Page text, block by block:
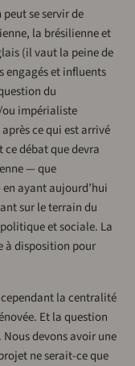
se servir de
la brésilienne et
(il vaut la peine de
engagés et influents
du
impérialiste
ce qui est arrivé
ce débat que devra
— que
ayant aujourd’hui
sur le terrain du
et sociale. La
à disposition pour
la centralité
Et la question
devons avoir une
ne serait-ce que